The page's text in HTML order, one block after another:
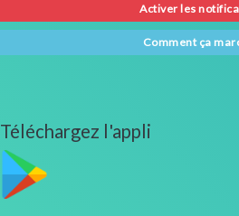
Activer les
Comment ça
Téléchargez l'appli